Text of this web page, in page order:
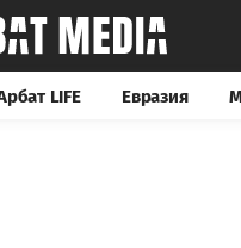
LIFE Евразия